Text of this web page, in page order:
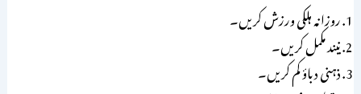
روزانہ ہلکی ورزش کریں۔
نیند مکمل کریں۔
ذہنی دباؤ کم کریں۔